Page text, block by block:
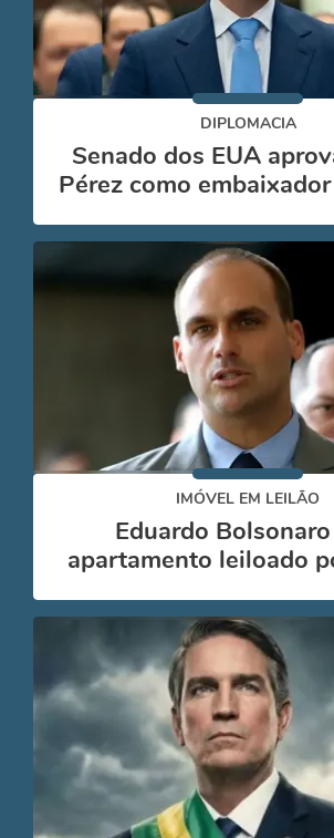
DIPLOMACIA
Senado dos EUA
Pérez como
IMÓVEL EM LEILÃO
Eduardo
apartamento leiloado